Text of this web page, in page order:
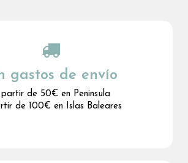
gastos de envío
de 50€ en Peninsula
de 100€ en Islas Baleares